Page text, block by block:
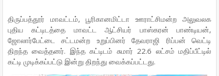
திருப்பத்தூர் மாவட்டம், பூரிகானமிட்டா ஊராட்சி‌மன்ற அலுவலக
புதிய கட்டிடத்தை மாவட்ட ஆட்சியர் பாஸ்கரன் பாண்டியன்,
ஜோலார்பேட்டை சட்டமன்ற உறுப்பினர் தேவராஜி ரிப்பன் வெட்டி
திறந்த வைத்தனர். இந்த கட்டிடம் சுமார் 22.6 லட்சம் மதிப்பீட்டில்
கட்டி முடிக்கப்பட்டு இன்று திறந்து வைக்கப்பட்டது.